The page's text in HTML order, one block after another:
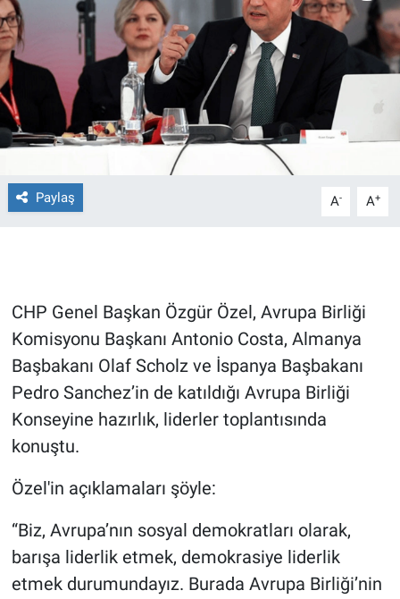
Paylaş A- A+
CHP Genel Başkan Özgür Özel, Avrupa Birliği
Komisyonu Başkanı Antonio Costa, Almanya
Başbakanı Olaf Scholz ve İspanya Başbakanı
Pedro Sanchez’in de katıldığı Avrupa Birliği
Konseyine hazırlık, liderler toplantısında
konuştu.
Özel'in açıklamaları şöyle:
“Biz, Avrupa’nın sosyal demokratları olarak,
barışa liderlik etmek, demokrasiye liderlik
etmek durumundayız. Burada Avrupa Birliği’nin
Ekonomi
Forum
Gerçeğin İzinde
Gün Başlıyor
Gün Bitiyor
Günün görüntüsü
Haber
İlan
Kimdir
Kültür Sanat